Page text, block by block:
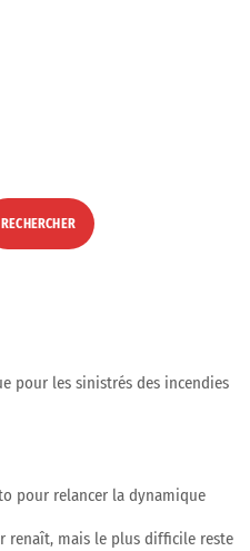
RECHERCHER
pour les sinistrés des incendies
pour relancer la dynamique
renaît, mais le plus difficile reste